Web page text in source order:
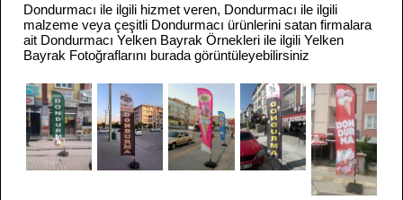
Dondurmacı ile ilgili hizmet veren, Dondurmacı ile ilgili
malzeme veya çeşitli Dondurmacı ürünlerini satan firmalara
ait Dondurmacı Yelken Bayrak Örnekleri ile ilgili Yelken
Bayrak Fotoğraflarını burada görüntüleyebilirsiniz